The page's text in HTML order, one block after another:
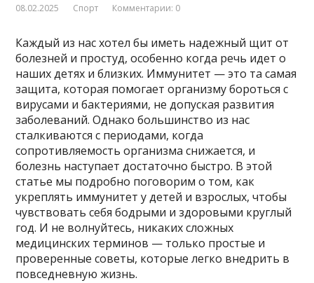
08.02.2025 Спорт Комментарии: 0
Каждый из нас хотел бы иметь надежный щит от
болезней и простуд, особенно когда речь идет о
наших детях и близких. Иммунитет — это та самая
защита, которая помогает организму бороться с
вирусами и бактериями, не допуская развития
заболеваний. Однако большинство из нас
сталкиваются с периодами, когда
сопротивляемость организма снижается, и
болезнь наступает достаточно быстро. В этой
статье мы подробно поговорим о том, как
укреплять иммунитет у детей и взрослых, чтобы
чувствовать себя бодрыми и здоровыми круглый
год. И не волнуйтесь, никаких сложных
медицинских терминов — только простые и
проверенные советы, которые легко внедрить в
повседневную жизнь.